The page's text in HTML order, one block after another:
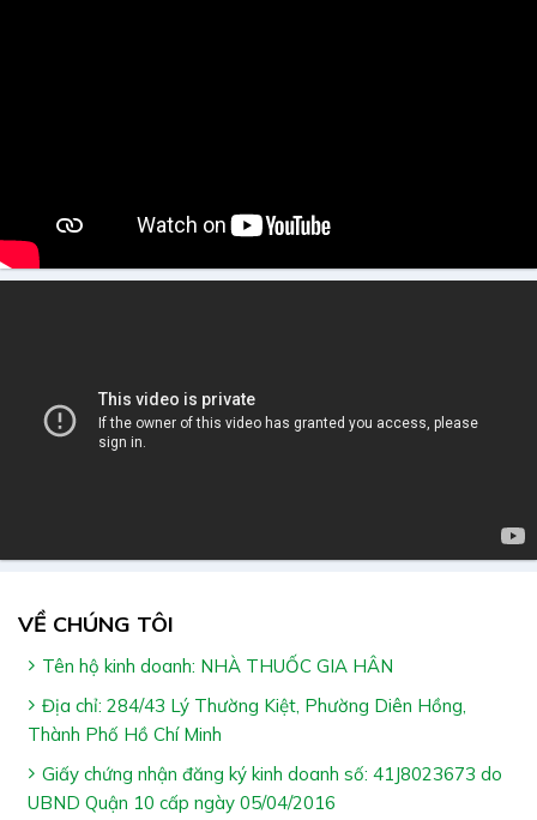
VỀ CHÚNG TÔI
Tên hộ kinh doanh: NHÀ THUỐC GIA HÂN
Địa chỉ: 284/43 Lý Thường Kiệt, Phường Diên Hồng,
Thành Phố Hồ Chí Minh
Giấy chứng nhận đăng ký kinh doanh số: 41J8023673 do
UBND Quận 10 cấp ngày 05/04/2016